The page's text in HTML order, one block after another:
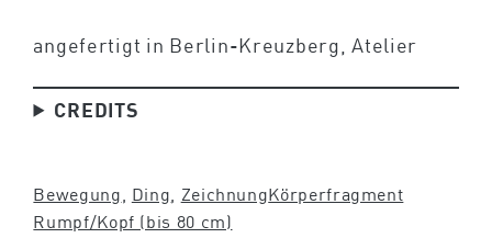
angefertigt in Berlin-Kreuzberg, Atelier
CREDITS
Bewegung Ding ZeichnungKörperfragment
Rumpf/Kopf (bis 80 cm)